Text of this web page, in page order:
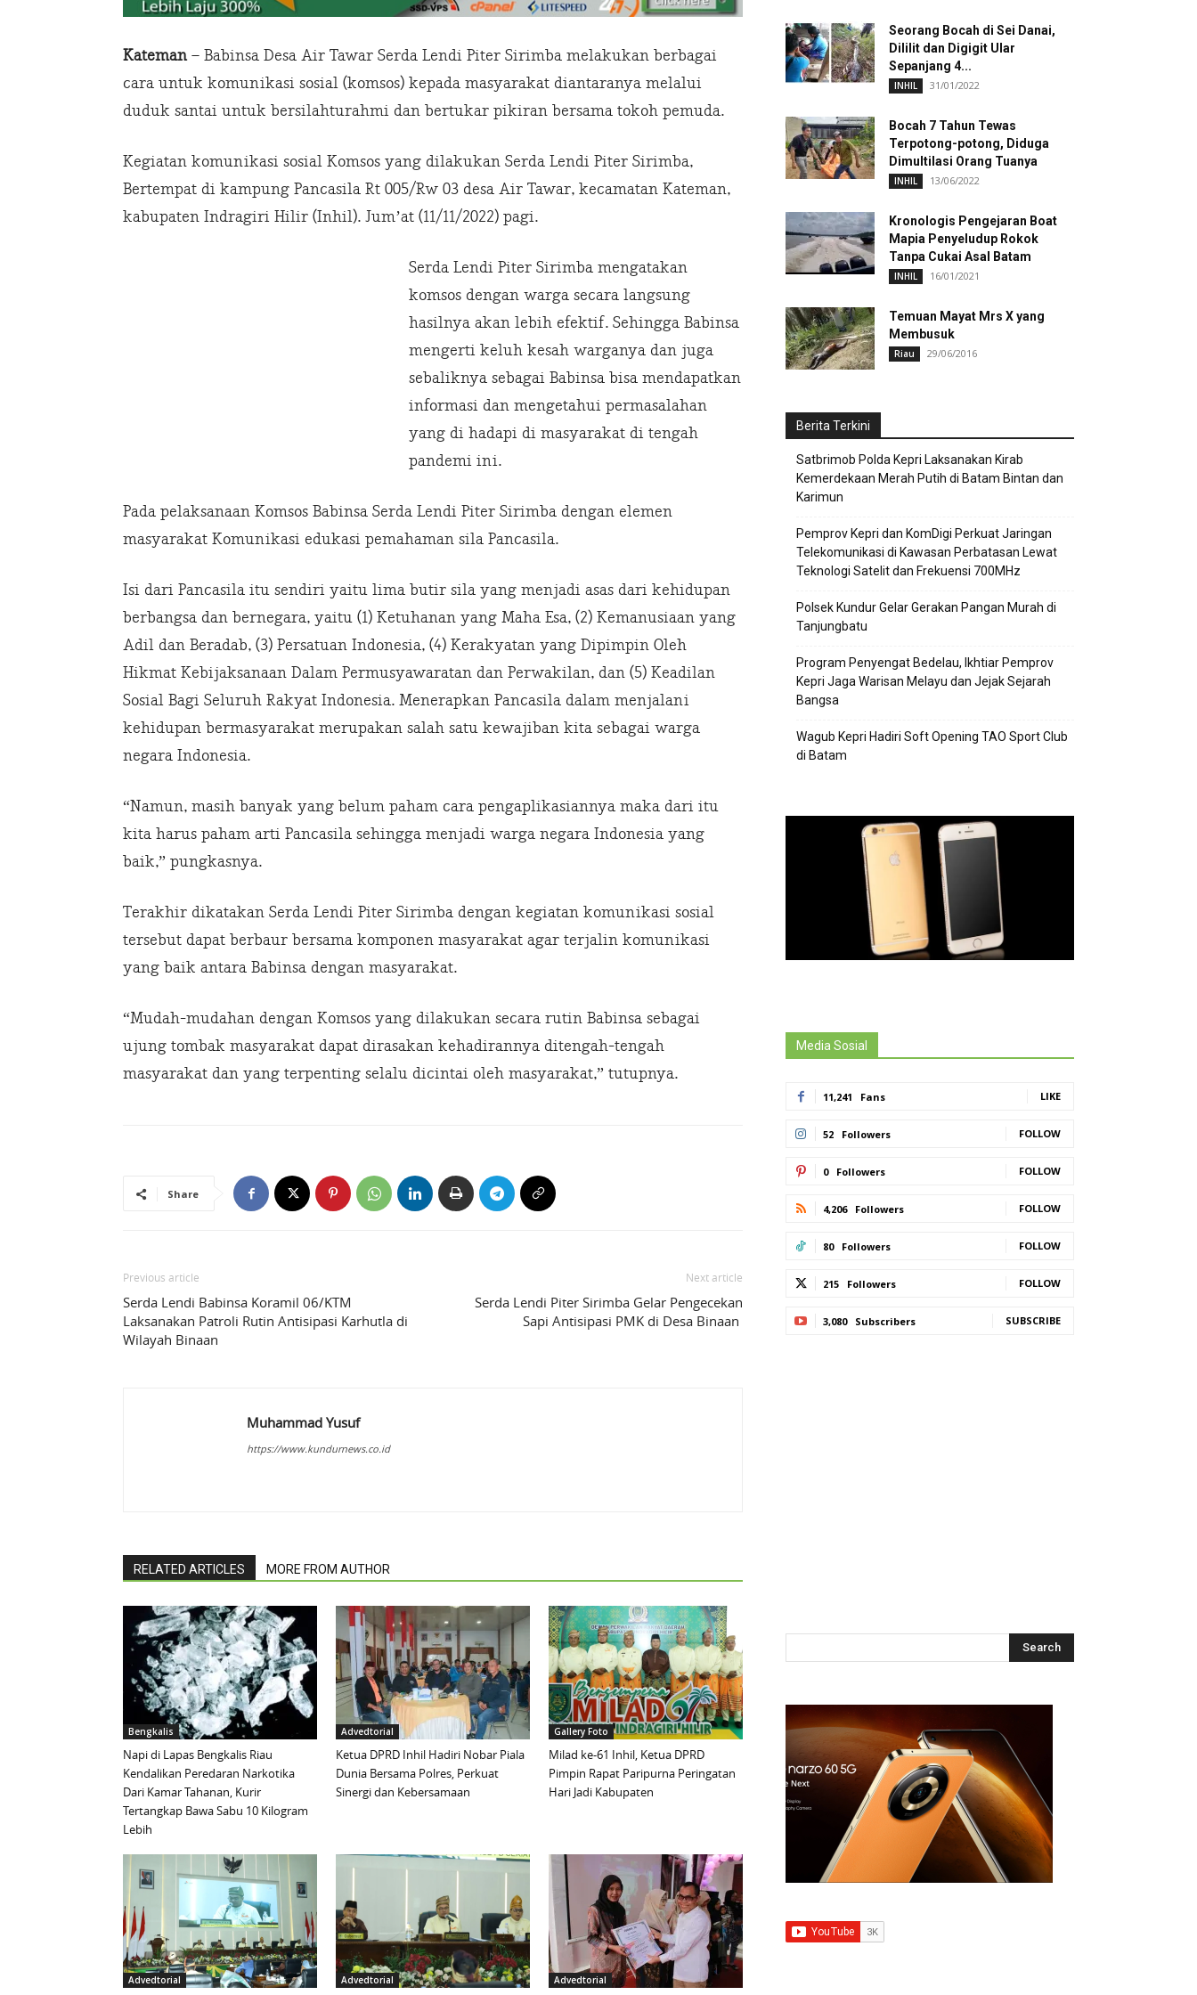
Kateman– Babinsa Desa Air Tawar Serda Lendi Piter Sirimba melakukan berbagai
cara untuk komunikasi sosial (komsos) kepada masyarakat diantaranya melalui
duduk santai untuk bersilahturahmi dan bertukar pikiran bersama tokoh pemuda.
Kegiatan komunikasi sosial Komsos yang dilakukan Serda Lendi Piter Sirimba,
Bertempat di kampung Pancasila Rt 005/Rw 03 desa Air Tawar, kecamatan Kateman,
kabupaten Indragiri Hilir (Inhil). Jum’at (11/11/2022) pagi.
Serda Lendi Piter Sirimba mengatakan
komsos dengan warga secara langsung
hasilnya akan lebih efektif. Sehingga Babinsa
mengerti keluh kesah warganya dan juga
sebaliknya sebagai Babinsa bisa mendapatkan
informasi dan mengetahui permasalahan
yang di hadapi di masyarakat di tengah
pandemi ini.
Pada pelaksanaan Komsos Babinsa Serda Lendi Piter Sirimba dengan elemen
masyarakat Komunikasi edukasi pemahaman sila Pancasila.
Isi dari Pancasila itu sendiri yaitu lima butir sila yang menjadi asas dari kehidupan
berbangsa dan bernegara, yaitu (1) Ketuhanan yang Maha Esa, (2) Kemanusiaan yang
Adil dan Beradab, (3) Persatuan Indonesia, (4) Kerakyatan yang Dipimpin Oleh
Hikmat Kebijaksanaan Dalam Permusyawaratan dan Perwakilan, dan (5) Keadilan
Sosial Bagi Seluruh Rakyat Indonesia. Menerapkan Pancasila dalam menjalani
kehidupan bermasyarakat merupakan salah satu kewajiban kita sebagai warga
negara Indonesia.
“Namun, masih banyak yang belum paham cara pengaplikasiannya maka dari itu
kita harus paham arti Pancasila sehingga menjadi warga negara Indonesia yang
baik,” pungkasnya.
Terakhir dikatakan Serda Lendi Piter Sirimba dengan kegiatan komunikasi sosial
tersebut dapat berbaur bersama komponen masyarakat agar terjalin komunikasi
yang baik antara Babinsa dengan masyarakat.
“Mudah-mudahan dengan Komsos yang dilakukan secara rutin Babinsa sebagai
ujung tombak masyarakat dapat dirasakan kehadirannya ditengah-tengah
masyarakat dan yang terpenting selalu dicintai oleh masyarakat,” tutupnya.
Share
Previous article
Serda Lendi Babinsa Koramil 06/KTM
Laksanakan Patroli Rutin Antisipasi Karhutla di
Wilayah Binaan
Next article
Serda Lendi Piter Sirimba Gelar Pengecekan
Sapi Antisipasi PMK di Desa Binaan
Muhammad Yusuf
https://www.kundurnews.co.id
RELATED ARTICLES MORE FROM AUTHOR
Bengkalis
Napi di Lapas Bengkalis Riau
Kendalikan Peredaran Narkotika
Dari Kamar Tahanan, Kurir
Tertangkap Bawa Sabu 10 Kilogram
Lebih
Advedtorial
Ketua DPRD Inhil Hadiri Nobar Piala
Dunia Bersama Polres, Perkuat
Sinergi dan Kebersamaan
Gallery Foto
Milad ke-61 Inhil, Ketua DPRD
Pimpin Rapat Paripurna Peringatan
Hari Jadi Kabupaten
Advedtorial Advedtorial Advedtorial
Seorang Bocah di Sei Danai,
Dililit dan Digigit Ular
Sepanjang 4...
INHIL 31/01/2022
Bocah 7 Tahun Tewas
Terpotong-potong, Diduga
Dimultilasi Orang Tuanya
INHIL 13/06/2022
Kronologis Pengejaran Boat
Mapia Penyeludup Rokok
Tanpa Cukai Asal Batam
INHIL 16/01/2021
Temuan Mayat Mrs X yang
Membusuk
Riau 29/06/2016
Berita Terkini
Satbrimob Polda Kepri Laksanakan Kirab
Kemerdekaan Merah Putih di Batam Bintan dan
Karimun
Pemprov Kepri dan KomDigi Perkuat Jaringan
Telekomunikasi di Kawasan Perbatasan Lewat
Teknologi Satelit dan Frekuensi 700MHz
Polsek Kundur Gelar Gerakan Pangan Murah di
Tanjungbatu
Program Penyengat Bedelau, Ikhtiar Pemprov
Kepri Jaga Warisan Melayu dan Jejak Sejarah
Bangsa
Wagub Kepri Hadiri Soft Opening TAO Sport Club
di Batam
Media Sosial
11,241 Fans LIKE
52 Followers FOLLOW
0 Followers FOLLOW
4,206 Followers FOLLOW
80 Followers FOLLOW
215 Followers FOLLOW
3,080 Subscribers SUBSCRIBE